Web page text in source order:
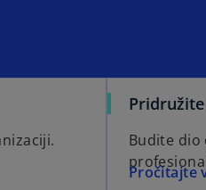
Budite dio
Pročitajte